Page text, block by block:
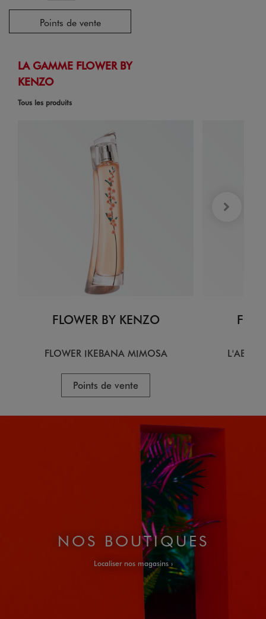
Points de vente
LA GAMME FLOWER BY
KENZO
Tous les produits
FLOWER BY KENZO
FLOWER IKEBANA MIMOSA
Points de vente
NOS BOUTIQUES
Localiser nos magasins